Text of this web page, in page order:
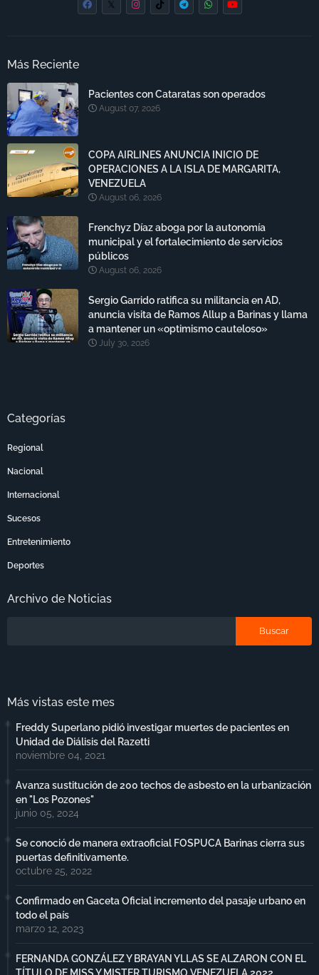
Más Reciente
Pacientes con Cataratas son operados
August 07, 2026
COPA AIRLINES ANUNCIA INICIO DE
OPERACIONES A LA ISLA DE MARGARITA,
VENEZUELA
August 06, 2026
Frenchyz Díaz aboga por la autonomía
municipal y el fortalecimiento de servicios
públicos
August 06, 2026
Sergio Garrido ratifica su militancia en AD,
anuncia visita de Ramos Allup a Barinas y llama
a mantener un «optimismo cauteloso»
July 30, 2026
Categorías
Regional
Nacional
Internacional
Sucesos
Entretenimiento
Deportes
Archivo de Noticias
Más vistas este mes
Freddy Superlano pidió investigar muertes de pacientes en
Unidad de Diálisis del Razetti
noviembre 04, 2021
Avanza sustitución de 200 techos de asbesto en la urbanización
en "Los Pozones"
junio 05, 2024
Se conoció de manera extraoficial FOSPUCA Barinas cierra sus
puertas definitivamente.
octubre 25, 2022
Confirmado en Gaceta Oficial incremento del pasaje urbano en
todo el país
marzo 12, 2023
FERNANDA GONZÁLEZ Y BRAYAN YLLAS SE ALZARON CON EL